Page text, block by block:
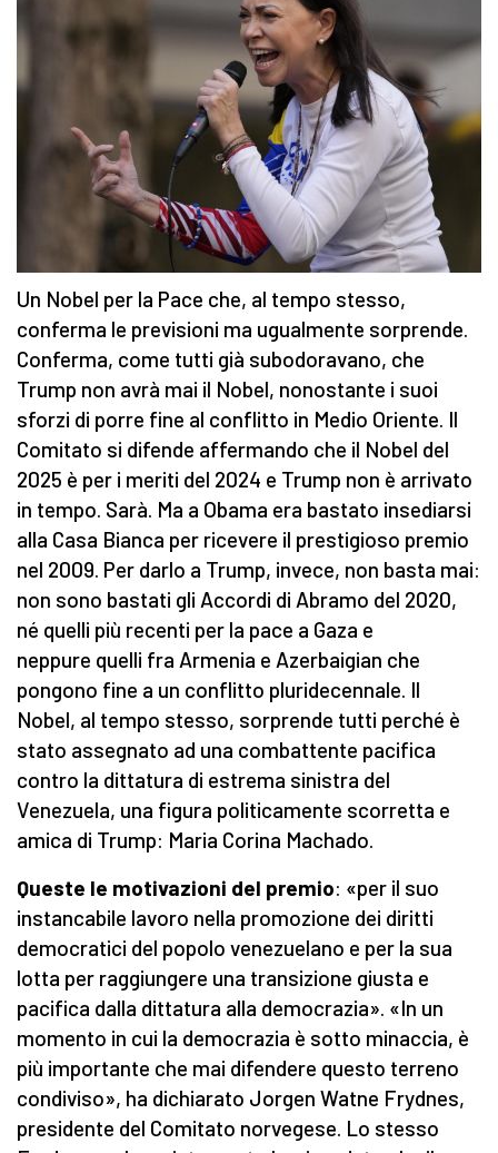
Un Nobel per la Pace che, al tempo stesso,
conferma le previsioni ma ugualmente sorprende.
Conferma, come tutti già subodoravano, che
Trump non avrà mai il Nobel, nonostante i suoi
sforzi di porre fine al conflitto in Medio Oriente. Il
Comitato si difende affermando che il Nobel del
2025 è per i meriti del 2024 e Trump non è arrivato
in tempo. Sarà. Ma a Obama era bastato insediarsi
alla Casa Bianca per ricevere il prestigioso premio
nel 2009. Per darlo a Trump, invece, non basta mai:
non sono bastati gli Accordi di Abramo del 2020,
né quelli più recenti per la pace a Gaza e
neppure quelli fra Armenia e Azerbaigian che
pongono fine a un conflitto pluridecennale. Il
Nobel, al tempo stesso, sorprende tutti perché è
stato assegnato ad una combattente pacifica
contro la dittatura di estrema sinistra del
Venezuela, una figura politicamente scorretta e
amica di Trump: Maria Corina Machado.
Queste le motivazioni del premio: «per il suo
instancabile lavoro nella promozione dei diritti
democratici del popolo venezuelano e per la sua
lotta per raggiungere una transizione giusta e
pacifica dalla dittatura alla democrazia». «In un
momento in cui la democrazia è sotto minaccia, è
più importante che mai difendere questo terreno
condiviso», ha dichiarato Jorgen Watne Frydnes,
presidente del Comitato norvegese. Lo stesso